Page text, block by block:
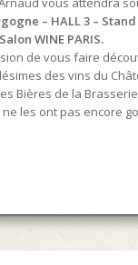
– HALL 3 – Stand
WINE PARIS.
de vous faire
des vins du
Bières de la Brasserie
les ont pas encore